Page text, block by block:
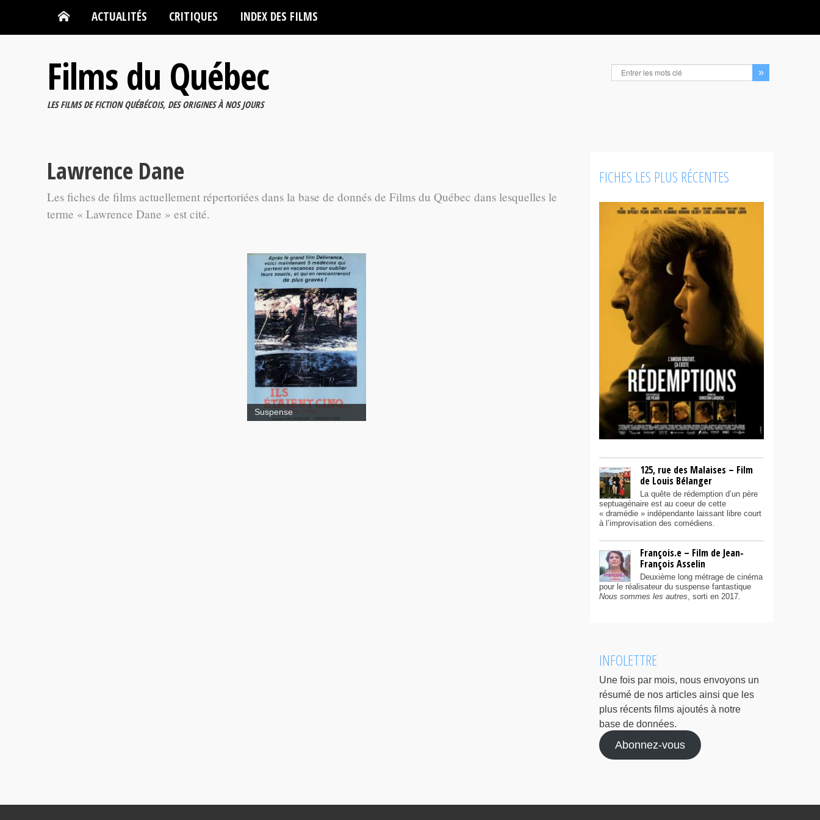
ACTUALITÉS CRITIQUES INDEX DES FILMS
Films du Québec
LES FILMS DE FICTION QUÉBÉCOIS, DES ORIGINES À NOS JOURS
Lawrence Dane
Les fiches de films actuellement répertoriées dans la base de donnés de Films du Québec dans lesquelles le
terme « Lawrence Dane » est cité.
Rituals Ils étaient cinq
Suspense
FICHES LES PLUS RÉCENTES
125, rue des Malaises – Film
de Louis Bélanger
La quête de rédemption d’un père
septuagénaire est au coeur de cette
« dramédie » indépendante laissant libre court
à l’improvisation des comédiens.
François.e – Film de Jean-
François Asselin
Deuxième long métrage de cinéma
pour le réalisateur du suspense fantastique
Nous sommes les autres, sorti en 2017.
INFOLETTRE
Une fois par mois, nous envoyons un
résumé de nos articles ainsi que les
plus récents films ajoutés à notre
base de données.
Abonnez-vous